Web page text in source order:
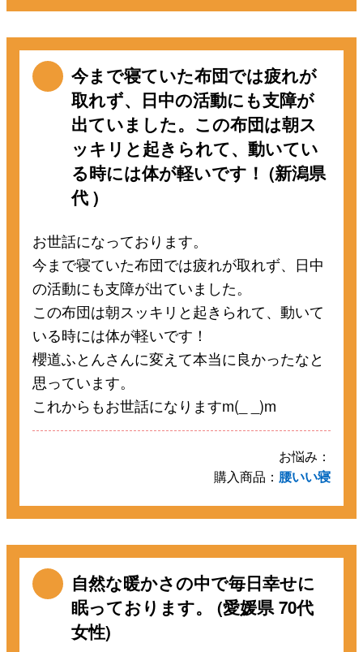
今まで寝ていた布団では疲れが
取れず、日中の活動にも支障が
出ていました。この布団は朝ス
ッキリと起きられて、動いてい
る時には体が軽いです！ (新潟県
代 )
お世話になっております。
今まで寝ていた布団では疲れが取れず、日中
の活動にも支障が出ていました。
この布団は朝スッキリと起きられて、動いて
いる時には体が軽いです！
櫻道ふとんさんに変えて本当に良かったなと
思っています。
これからもお世話になりますm(_ _)m
お悩み：
購入商品： 腰いい寝
自然な暖かさの中で毎日幸せに
眠っております。 (愛媛県 70代
女性)